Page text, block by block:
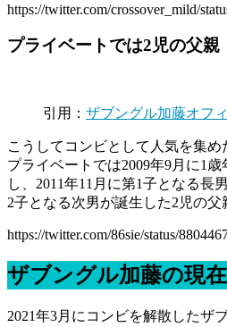
https://twitter.com/crossover_mild/
プライベートでは2児の父親
引用： ザブングル加藤オフ
こうしてコンビとして人気を集め
プライベートでは2009年9月に1
し、2011年11月に第1子となる長
2子となる次男が誕生した2児の父
https://twitter.com/86sie/status/
ザブングル加藤の現在
2021年3月にコンビを解散したザ